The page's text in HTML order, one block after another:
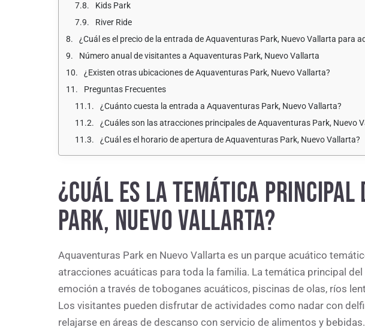
Kids Park
River Ride
¿Cuál es el precio de la entrada de Aquaventuras Park, Nuevo Vallarta para
Número anual de visitantes a Aquaventuras Park, Nuevo Vallarta
¿Existen otras ubicaciones de Aquaventuras Park, Nuevo Vallarta?
Preguntas Frecuentes
¿Cuánto cuesta la entrada a Aquaventuras Park, Nuevo Vallarta?
¿Cuáles son las atracciones principales de Aquaventuras Park, Nuevo
¿Cuál es el horario de apertura de Aquaventuras Park, Nuevo Vallarta?
¿CUÁL ES LA TEMÁTICA PRINCIPAL
PARK, NUEVO VALLARTA?
Aquaventuras Park en Nuevo Vallarta es un parque acuático
atracciones acuáticas para toda la familia. La temática principal
emoción a través de toboganes acuáticos, piscinas de olas, ríos
Los visitantes pueden disfrutar de actividades como nadar con
relajarse en áreas de descanso con servicio de alimentos y bebidas.